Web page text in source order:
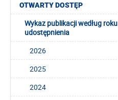
OTWARTY DOSTĘP
Wykaz publikacji według roku
udostępnienia
2026
2025
2024